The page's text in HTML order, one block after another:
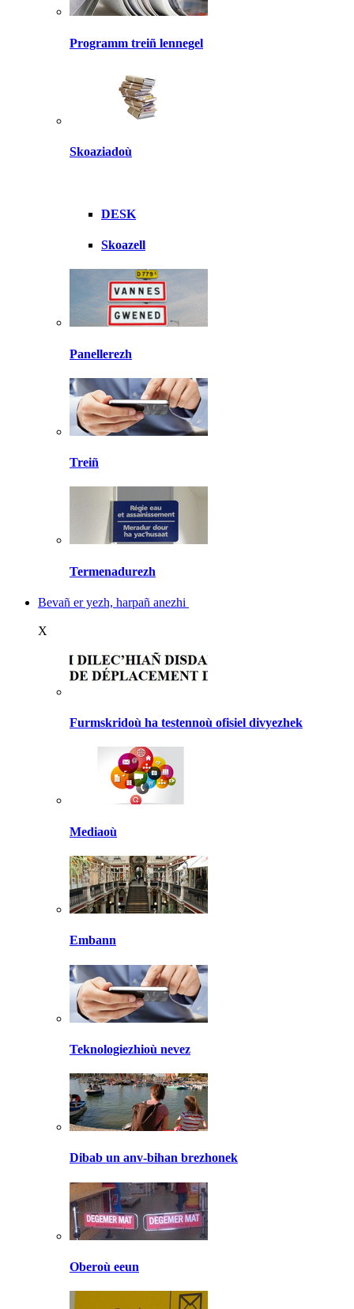
Programm treiñ lennegel
Skoaziadoù
DESK
Skoazell
Panellerezh
Treiñ
Termenadurezh
Bevañ er yezh, harpañ anezhi
X
Furmskridoù ha testennoù ofisiel divyezhek
Mediaoù
Embann
Teknologiezhioù nevez
Dibab un anv-bihan brezhonek
Oberoù eeun